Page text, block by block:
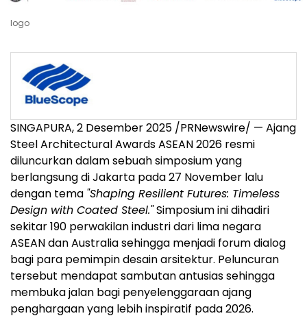
logo
SINGAPURA, 2 Desember 2025 /PRNewswire/ — Ajang
Steel Architectural Awards ASEAN 2026 resmi
diluncurkan dalam sebuah simposium yang
berlangsung diJakarta pada 27 November lalu
dengan tema "Shaping Resilient Futures: Timeless
Design with Coated Steel."Simposium ini dihadiri
sekitar 190 perwakilan industri dari lima negara
ASEAN danAustraliasehingga menjadi forum dialog
bagi para pemimpin desain arsitektur. Peluncuran
tersebut mendapat sambutan antusias sehingga
membuka jalan bagi penyelenggaraan ajang
penghargaan yang lebih inspiratif pada 2026.